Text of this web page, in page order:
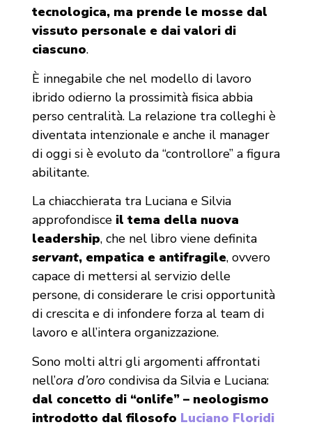
tecnologica, ma prende le mosse dal
vissuto personale e dai valori di
ciascuno.
È innegabile che nel modello di lavoro
ibrido odierno la prossimità fisica abbia
perso centralità. La relazione tra colleghi è
diventata intenzionale e anche il manager
di oggi si è evoluto da “controllore” a figura
abilitante.
La chiacchierata tra Luciana e Silvia
approfondisce il tema della nuova
leadership, che nel libro viene definita
servant, empatica e antifragile, ovvero
capace di mettersi al servizio delle
persone, di considerare le crisi opportunità
di crescita e di infondere forza al team di
lavoro e all’intera organizzazione.
Sono molti altri gli argomenti affrontati
nell’ora d’orocondivisa da Silvia e Luciana:
dal concetto di “onlife” – neologismo
introdotto dal filosofo Luciano Floridi